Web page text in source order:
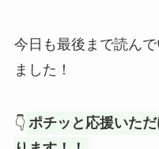
今日も最後まで読ん
ました！
👇 ポチッと応援いた